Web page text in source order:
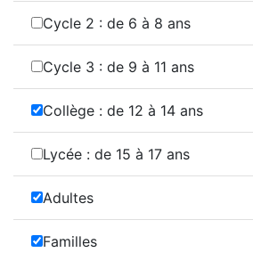
Cycle 2 : de 6 à 8 ans
Cycle 3 : de 9 à 11 ans
Collège : de 12 à 14 ans
Lycée : de 15 à 17 ans
Adultes
Familles